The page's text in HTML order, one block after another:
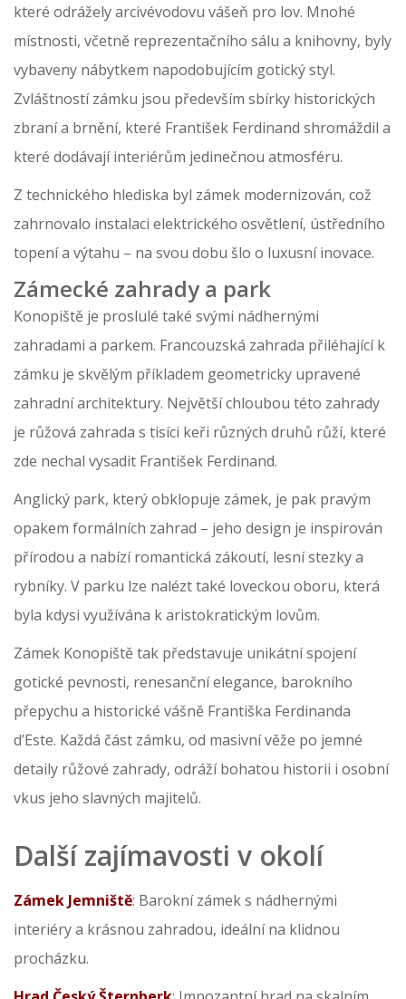
které odrážely arcivévodovu vášeň pro lov. Mnohé
místnosti, včetně reprezentačního sálu a knihovny, byly
vybaveny nábytkem napodobujícím gotický styl.
Zvláštností zámku jsou především sbírky historických
zbraní a brnění, které František Ferdinand shromáždil a
které dodávají interiérům jedinečnou atmosféru.
Z technického hlediska byl zámek modernizován, což
zahrnovalo instalaci elektrického osvětlení, ústředního
topení a výtahu – na svou dobu šlo o luxusní inovace.
Zámecké zahrady a park
Konopiště je proslulé také svými nádhernými
zahradami a parkem. Francouzská zahrada přiléhající k
zámku je skvělým příkladem geometricky upravené
zahradní architektury. Největší chloubou této zahrady
je růžová zahrada s tisíci keři různých druhů růží, které
zde nechal vysadit František Ferdinand.
Anglický park, který obklopuje zámek, je pak pravým
opakem formálních zahrad – jeho design je inspirován
přírodou a nabízí romantická zákoutí, lesní stezky a
rybníky. V parku lze nalézt také loveckou oboru, která
byla kdysi využívána k aristokratickým lovům.
Zámek Konopiště tak představuje unikátní spojení
gotické pevnosti, renesanční elegance, barokního
přepychu a historické vášně Františka Ferdinanda
d’Este. Každá část zámku, od masivní věže po jemné
detaily růžové zahrady, odráží bohatou historii i osobní
vkus jeho slavných majitelů.
Další zajímavosti v okolí
Zámek Jemniště: Barokní zámek s nádhernými
interiéry a krásnou zahradou, ideální na klidnou
procházku.